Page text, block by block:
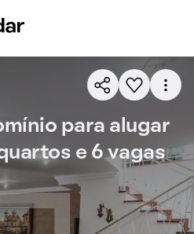
para alugar
e 6 vagas